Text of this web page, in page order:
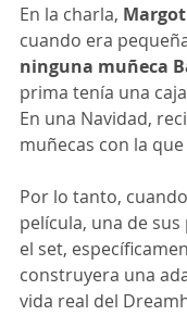
En la charla, Margot
cuando era
ninguna muñeca
prima tenía una
En una Navidad,
muñecas con la
Por lo tanto,
película, una de
el set,
construyera una
vida real del